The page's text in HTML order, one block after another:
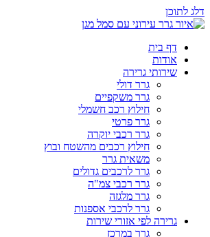
דלג לתוכן
דף בית
אודות
שירותי גרירה
גרר דולי
גרר משקפיים
חילוץ רכב חשמלי
גרר פרטי
גרר רכבי יוקרה
חילוץ רכבים מהשטח ובוץ
משאית גרר
גרר לרכבים גדולים
גרר רכבי צמ"ה
גרר מלגזה
גרר לרכבי אספנות
גרירה לפי אזורי שירות
גרר במרכז